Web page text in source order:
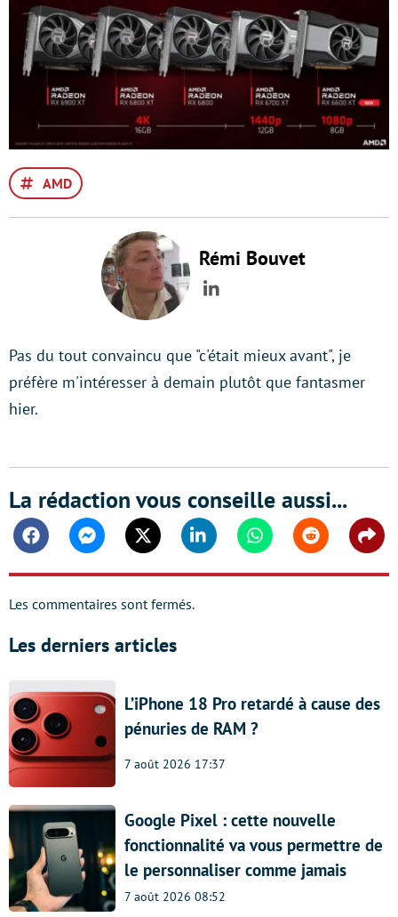
AMD
Rémi Bouvet
LinkedIn
Pas du tout convaincu que "c'était mieux avant", je
préfère m'intéresser à demain plutôt que fantasmer
hier.
La rédaction vous conseille aussi...
FacebookMessengerTwitter Linkedin WhatsappReddit
Les commentaires sont fermés.
Les derniers articles
L’iPhone 18 Pro retardé à cause des
pénuries de RAM ?
7 août 2026 17:37
Google Pixel : cette nouvelle
fonctionnalité va vous permettre de
le personnaliser comme jamais
7 août 2026 08:52